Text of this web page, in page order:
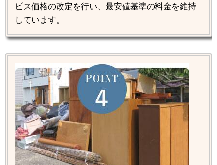
ビス価格の改定を行い、最安値基準の料金を維持
しています。